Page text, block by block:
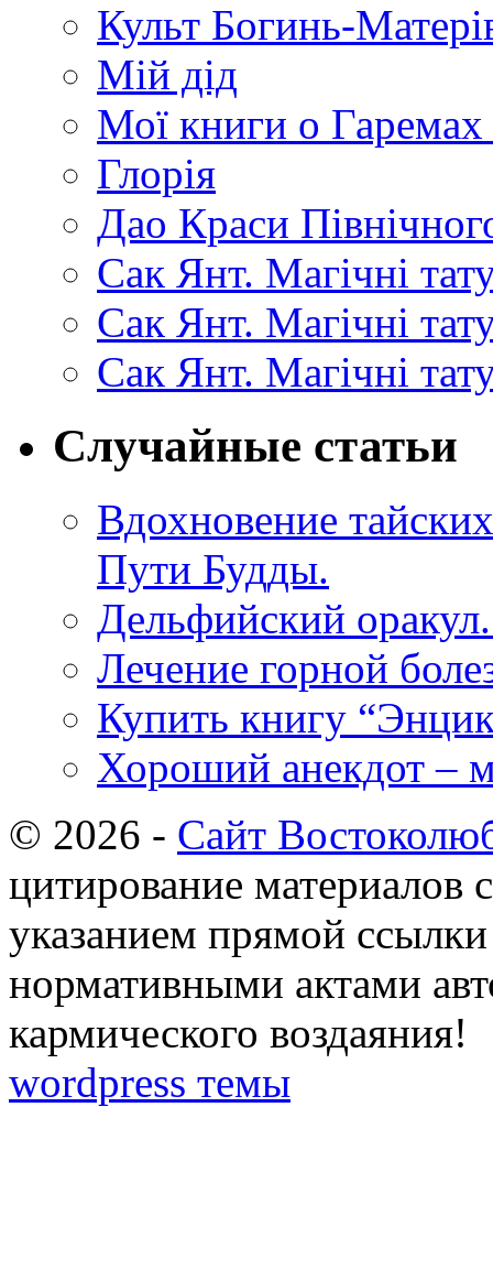
Культ Богинь-
Мій дід
Мої книги о
Глорія
Дао Краси
Сак Янт. Магічні
Сак Янт. Магічні
Сак Янт. Магічні
Случайные статьи
Вдохновение
Пути Будды.
Дельфийский оракул.
Лечение горной
Купить книгу
Хороший анекдот –
© 2026 - Сайт
цитирование материалов
указанием прямой
нормативными актами
кармического воздаяния!
wordpress темы